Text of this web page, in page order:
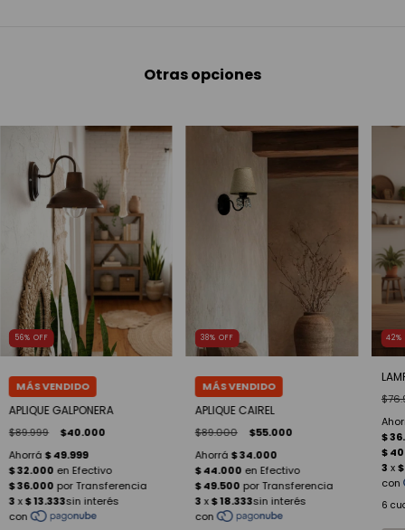
Otras opciones
56% OFF
APLIQUE GALPONERA
$89.999 $40.000
38% OFF
APLIQUE CAIREL
$89.000 $55.000
42%
6